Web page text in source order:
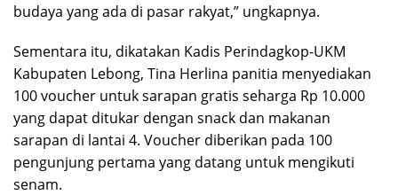
budaya yang ada di pasar rakyat,” ungkapnya.
Sementara itu, dikatakan Kadis Perindagkop-UKM
Kabupaten Lebong, Tina Herlina panitia menyediakan
100 voucher untuk sarapan gratis seharga Rp 10.000
yang dapat ditukar dengan snack dan makanan
sarapan di lantai 4. Voucher diberikan pada 100
pengunjung pertama yang datang untuk mengikuti
senam.